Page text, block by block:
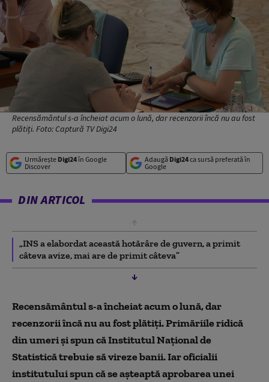
Recensământul s-a încheiat acum o lună, dar recenzorii încă nu au fost
plătiți. Foto: Captură TV Digi24
Urmărește Digi24în Google
Discover
Adaugă Digi24ca sursă preferată în
Google
DIN ARTICOL
„INS a elabordat această hotărâre de guvern, a primit
câteva avize, mai are de primit câteva”
Recensământul s-a încheiat acum o lună, dar
recenzorii încă nu au fost plătiți. Primăriile ridică
din umeri și spun că Institutul Național de
Statistică trebuie să vireze banii. Iar oficialii
institutului spun că se așteaptă aprobarea unei